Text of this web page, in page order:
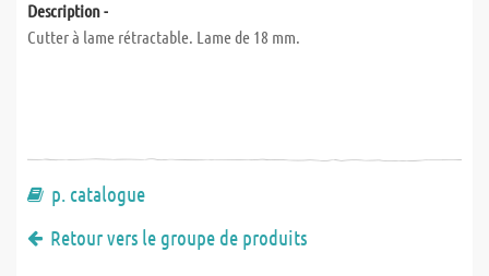
Description -
Cutter à lame rétractable. Lame de 18 mm.
p. catalogue
Retour vers le groupe de produits